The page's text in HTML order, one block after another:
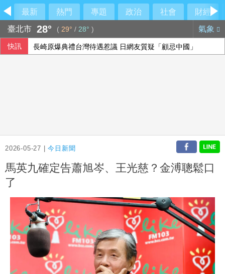
最新 熱門 專題 政治 社會
財經
臺北市 28° ( 29° / 28° ) 氣象
快訊 長崎原爆典禮台灣待遇惹議 日網友質疑「顧忌中國」
2026-05-27 |今日新聞
馬英九確定告蕭旭岑、王光慈？金溥聰鬆口
了